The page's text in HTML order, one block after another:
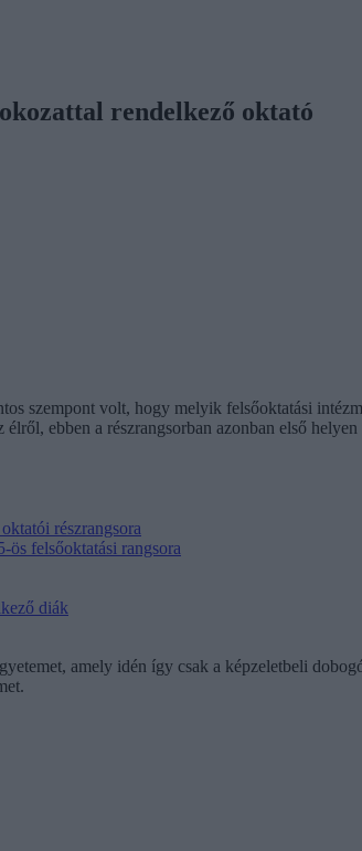
rendelkező oktató
szempont volt, hogy melyik felsőoktatási
ebben a részrangsorban azonban első helyen
részrangsora
felsőoktatási rangsora
diák
amely idén így csak a képzeletbeli